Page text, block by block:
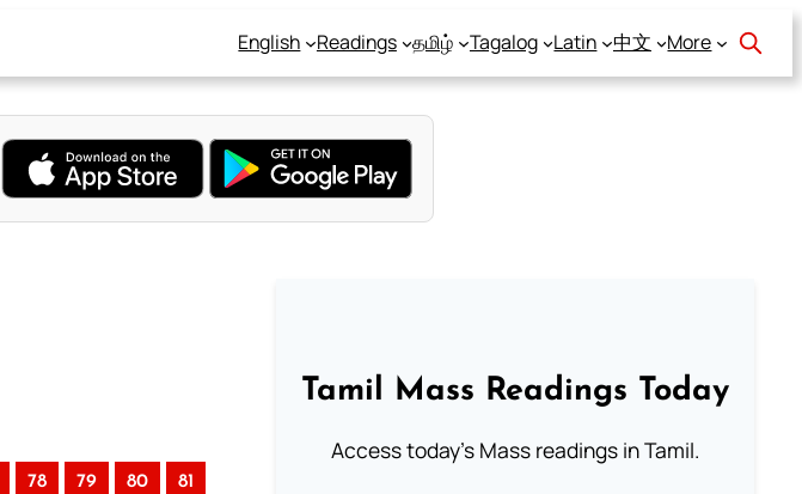
English Readings தமிழ் Tagalog Latin 中文 More
78 79 80 81
Tamil Mass Readings Today
Access today's Mass readings in Tamil.